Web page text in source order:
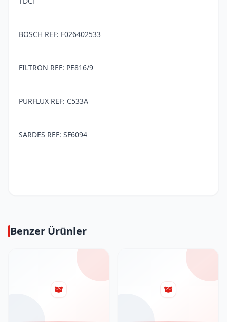
BOSCH REF: F026402533
FILTRON REF: PE816/9
PURFLUX REF: C533A
SARDES REF: SF6094
Benzer Ürünler